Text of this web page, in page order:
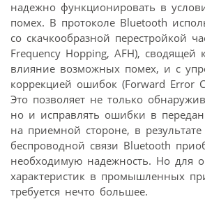
надежно функционировать в
помех. В протоколе Bluetooth
со скачкообразной перестройкой
Frequency Hopping, AFH),
влияние возможных помех, и с
коррекцией ошибок (Forward Error
Это позволяет не только
но и исправлять ошибки в
на приемной стороне, в результате
беспроводной связи Bluetooth
необходимую надежность. Но для
характеристик в промышленных
требуется нечто большее.